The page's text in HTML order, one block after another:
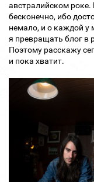
австралийском
бесконечно, ибо
немало, и о каждой у
я превращать блог в
Поэтому расскажу
и пока хватит.